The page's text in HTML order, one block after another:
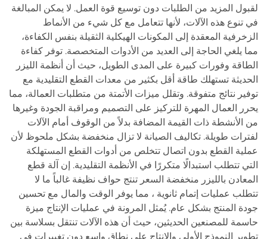
لقبول المزيد من الطلبات دون توسيع قوة العمل. لا يمكن المبالغة
في تنوع هذه الآلات، لأنها تتعامل مع كل شيء من الأنماط
الزخرفية المعقدة إلى المكونات الهيكلية الثقيلة بنفس الكفاءة،
مما يلغي الحاجة إلى العديد من الأدوات المتخصصة. توفر كفاءة
الطاقة وفورات كبيرة على المدى الطويل، حيث أن أنظمة الليزر
الحديثة تستهلك طاقة أقل بكثير من معدات القطع التقليدية مع
توفير نتائج متفوقة. وتقلل ميزات الأتمتة من متطلبات العمالة، مما
يحرر العمال المهرة للتركيز على التصميم ومراقبة الجودة وغيرها
من الأنشطة ذات القيمة المضافة بدلاً من الوقوف أمام الآلات
لفترات طويلة. تكاليف الصيانة لا تزال منخفضة بشكل ملحوظ لأن
عملية القطع بدون اتصال تتخلص من أدوات القطع المستهلكة
التي تتطلب استبدالًا متكررًا في الأنظمة التقليدية. إن آلة قطع
المعادن بالليزر منخفضة السعر تنتج حواف نظيفة غالباً ما لا
تتطلب عمليات إتمام ثانوية ، مما يوفر الوقت والمال مع تحسين
جودة المنتج بشكل عام. يُمثل المرونة في عمليات الإنتاج ميزة
حاسمة للمصنعين الحديثين، حيث أن هذه الآلات تنتقل بسلاسة بين
تطوير النموذج الأولي والإنتاج على نطاق واسع دون تغييرات في